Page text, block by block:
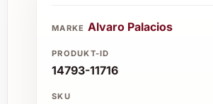
MARKE Alvaro Palacios
PRODUKT-ID
14793-11716
SKU